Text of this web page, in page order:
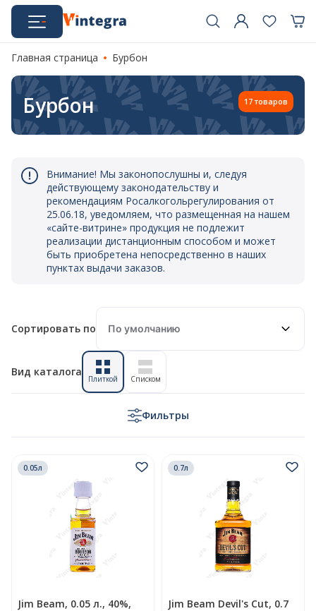
Главная страница Бурбон
Бурбон 17 товаров
Внимание! Мы законопослушны и, следуя
действующему законодательству и
рекомендациям Росалкогольрегулирования от
25.06.18, уведомляем, что размещенная на нашем
«сайте-витрине» продукция не подлежит
реализации дистанционным способом и может
быть приобретена непосредственно в наших
пунктах выдачи заказов.
Вид каталога
Плиткой Списком
Фильтры
0.05л
Jim Beam, 0.05 л., 40%,
0.7л
Jim Beam Devil's Cut, 0.7